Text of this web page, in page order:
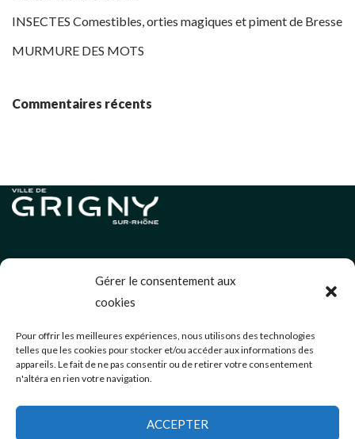
Gérer le consentement aux
cookies
Pour offrir les meilleures expériences, nous utilisons des technologies
telles que les cookies pour stocker et/ou accéder aux informations des
appareils. Le fait de ne pas consentir ou de retirer votre consentement
n'altéra en rien votre navigation.
ACCEPTER
INSECTES Comestibles, orties magiques et piment de Bresse
MURMURE DES MOTS
Commentaires récents
Politique de cookies (UE)
Éditions précédentes
04 72 49 52 49